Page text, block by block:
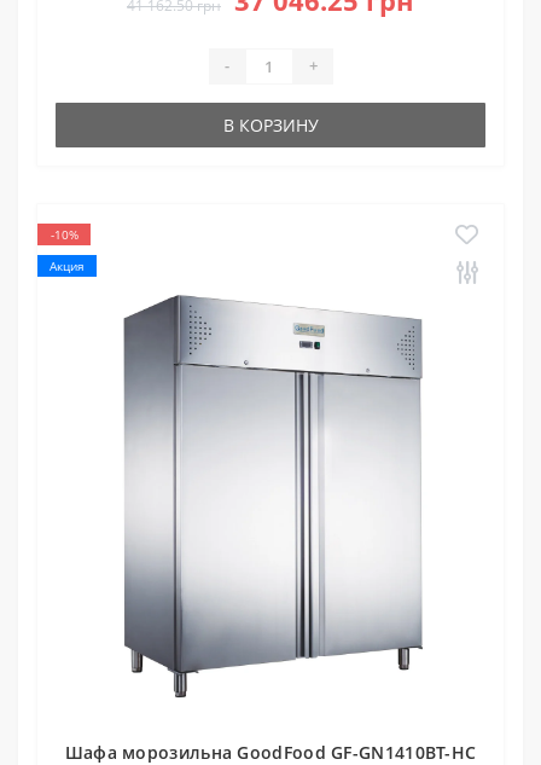
41 162.50 грн
- +
В КОРЗИНУ
-10%
Акция
Шафа морозильна GoodFood GF-GN1410BT-HC